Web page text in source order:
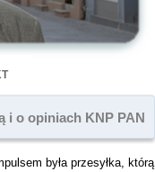
i o opiniach KNP PAN
była przesyłka, którą